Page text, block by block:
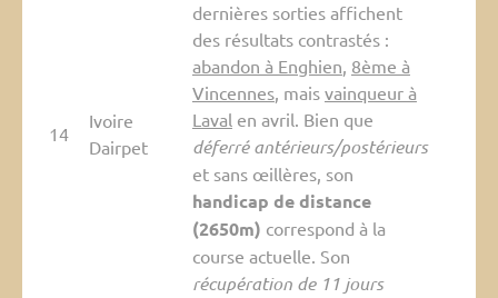
14
Ivoire
Dairpet
dernières sorties affichent
des résultats contrastés :
abandon à Enghien, 8ème à
Vincennes, mais vainqueur à
Laval en avril. Bien que
déferré antérieurs/postérieurs
et sans œillères, son
handicap de distance
(2650m) correspond à la
course actuelle. Son
récupération de 11 jours